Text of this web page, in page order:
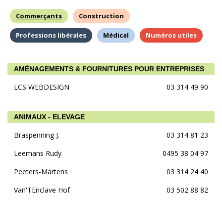
Commerçants Construction
Professions libérales Médical Numéros utiles
AMÉNAGEMENTS & FOURNITURES POUR ENTREPRISES
LCS WEBDESIGN 03 314 49 90
ANIMAUX - ELEVAGE
Braspenning J.
03 314 81 23
Leemans Rudy
0495 38 04 97
Peeters-Martens
03 314 24 40
Van'TEnclave Hof
03 502 88 82